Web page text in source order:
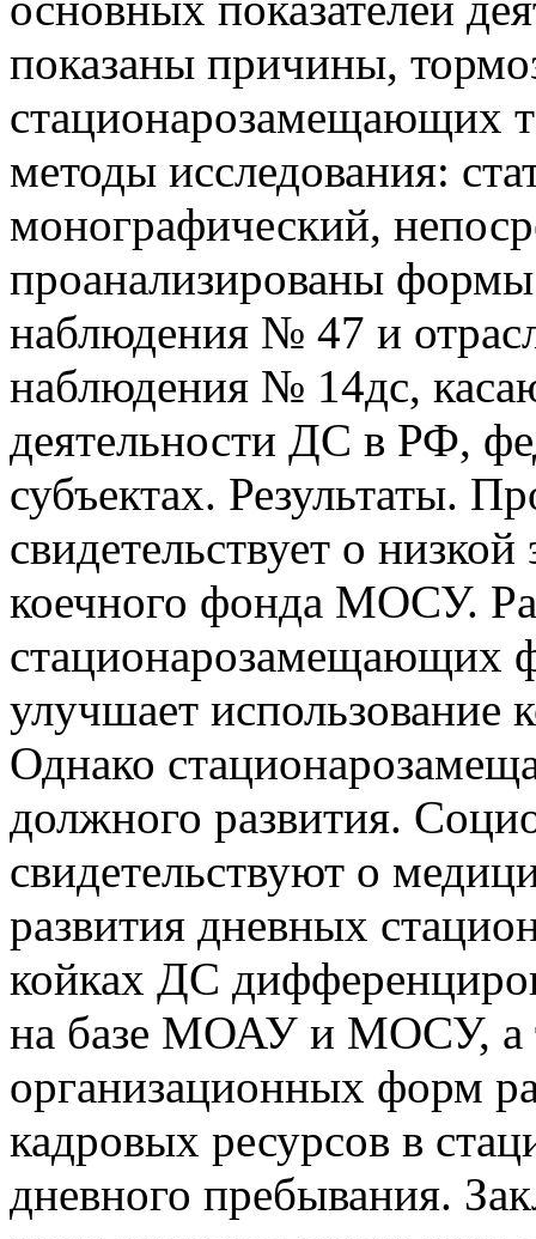
показаны причины,
стационарозамещающих
методы исследования:
монографический,
проанализированы формы
наблюдения № 47 и
наблюдения № 14дс,
деятельности ДС в РФ,
субъектах. Результаты.
свидетельствует о
коечного фонда МОСУ.
стационарозамещающих
улучшает использование
Однако
должного развития.
свидетельствуют о
развития дневных
койках ДС
на базе МОАУ и МОСУ, а
организационных форм
кадровых ресурсов в
дневного пребывания.